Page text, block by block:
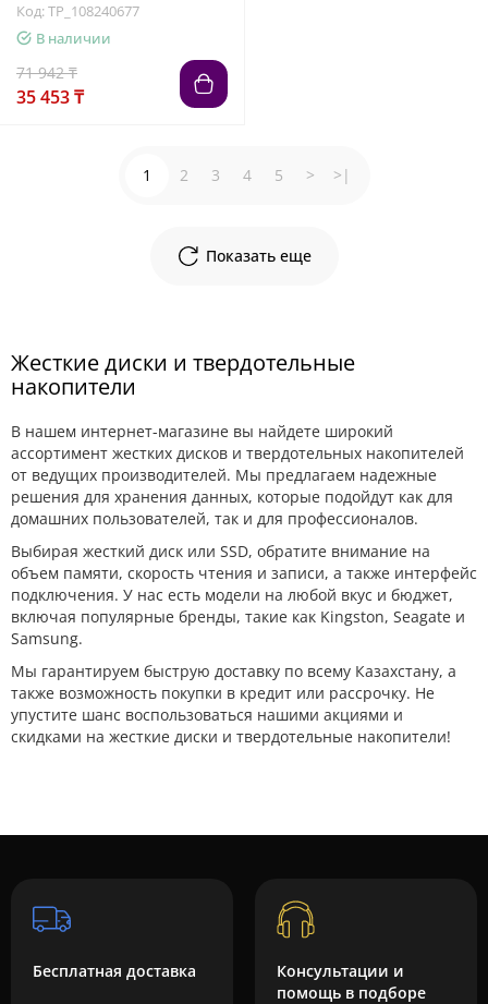
Код: TP_108240677
В наличии
71 942 ₸
35 453 ₸
Показать еще
1 2 3 4 5 > >|
Жесткие диски и твердотельные
накопители
В нашем интернет-магазине вы найдете широкий
ассортимент жестких дисков и твердотельных накопителей
от ведущих производителей. Мы предлагаем надежные
решения для хранения данных, которые подойдут как для
домашних пользователей, так и для профессионалов.
Выбирая жесткий диск или SSD, обратите внимание на
объем памяти, скорость чтения и записи, а также интерфейс
подключения. У нас есть модели на любой вкус и бюджет,
включая популярные бренды, такие как Kingston, Seagate и
Samsung.
Мы гарантируем быструю доставку по всему Казахстану, а
также возможность покупки в кредит или рассрочку. Не
упустите шанс воспользоваться нашими акциями и
скидками на жесткие диски и твердотельные накопители!
Бесплатная доставка
Консультации и
помощь в подборе